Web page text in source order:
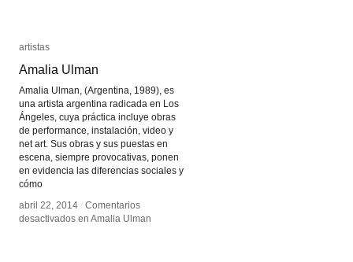
artistas
Amalia Ulman
Amalia Ulman, (Argentina, 1989), es
una artista argentina radicada en Los
Ángeles, cuya práctica incluye obras
de performance, instalación, video y
net art. Sus obras y sus puestas en
escena, siempre provocativas, ponen
en evidencia las diferencias sociales y
cómo
abril 22, 2014 / Comentarios
desactivados en Amalia Ulman
artistas
Amalia Ulman
abril 22, 2014 / Comentarios
desactivados en Amalia Ulman